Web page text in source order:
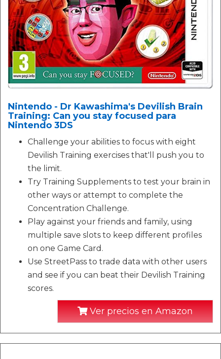
Nintendo - Dr Kawashima's Devilish Brain
Training: Can you stay focused para
Nintendo 3DS
Challenge your abilities to focus with eight
Devilish Training exercises that'll push you to
the limit.
Try Training Supplements to test your brain in
other ways or attempt to complete the
Concentration Challenge.
Play against your friends and family, using
multiple save slots to keep different profiles
on one Game Card.
Use StreetPass to trade data with other users
and see if you can beat their Devilish Training
scores.
Ver precios en Amazon